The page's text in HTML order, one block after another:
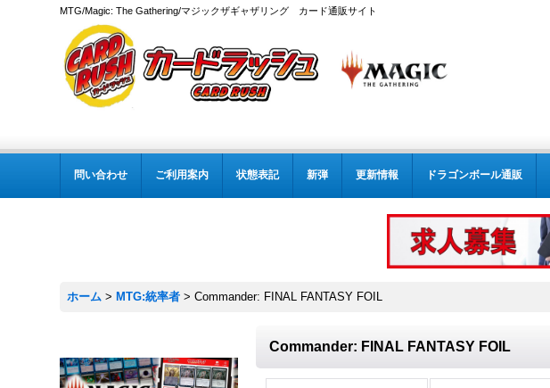
MTG/Magic: The Gathering/マジックザギャザリング カード通販サイト
問い合わせ ご利用案内 状態表記 新弾 更新情報 ドラゴンボール通販
ホーム > MTG:統率者 > Commander: FINAL FANTASY FOIL
Commander: FINAL FANTASY FOIL